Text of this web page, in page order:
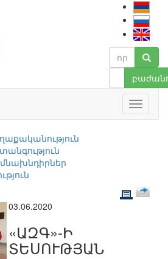
03.06.2020
«ԱԶԳ»-Ի
ՏԵՍՈՒԹՅԱՆ